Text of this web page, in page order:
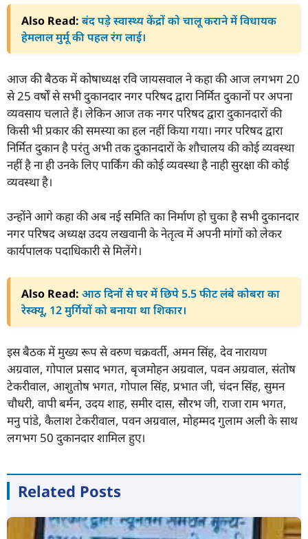
Also Read: बंद पड़े स्वास्थ्य केंद्रों को चालू कराने में विधायक
हेमलाल मुर्मू की पहल रंग लाई।
आज की बैठक में कोषाध्यक्ष रवि जायसवाल ने कहा की आज लगभग 20
से 25 वर्षों से सभी दुकानदार नगर परिषद द्वारा निर्मित दुकानों पर अपना
व्यवसाय चलाते हैं। लेकिन आज तक नगर परिषद द्वारा दुकानदारों की
किसी भी प्रकार की समस्या का हल नहीं किया गया। नगर परिषद द्वारा
निर्मित दुकान है परंतु अभी तक दुकानदारों के शौचालय की कोई व्यवस्था
नहीं है ना ही उनके लिए पार्किंग की कोई व्यवस्था है नाही सुरक्षा की कोई
व्यवस्था है।
उन्होंने आगे कहा की अब नई समिति का निर्माण हो चुका है सभी दुकानदार
नगर परिषद अध्यक्ष उदय लखवानी के नेतृत्व में अपनी मांगों को लेकर
कार्यपालक पदाधिकारी से मिलेंगे।
Also Read: आठ दिनों से घर में छिपे 5.5 फीट लंबे कोबरा का
रेस्क्यू, 12 मुर्गियों को बनाया था शिकार।
इस बैठक में मुख्य रूप से वरुण चक्रवर्ती, अमन सिंह, देव नारायण
अग्रवाल, गोपाल प्रसाद भगत, बृजमोहन अग्रवाल, पवन अग्रवाल, संतोष
टेकरीवाल, आशुतोष भगत, गोपाल सिंह, प्रभात जी, चंदन सिंह, सुमन
चौधरी, वापी बर्मन, उदय शाह, समीर दास, सौरभ जी, राजा राम भगत,
मनु पांडे, कैलाश टेकरीवाल, पवन अग्रवाल, मोहम्मद गुलाम अली के साथ
लगभग 50 दुकानदार शामिल हुए।
Related Posts